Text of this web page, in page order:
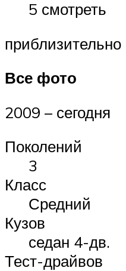
5 смотреть
приблизительно
Все фото
2009 – сегодня
Поколений
3
Класс
Средний
Кузов
седан 4-дв.
Тест-драйвов